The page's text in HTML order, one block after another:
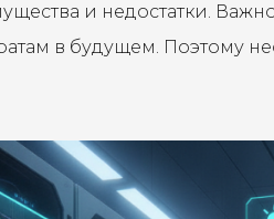
и недостатки.
в будущем. Поэтому